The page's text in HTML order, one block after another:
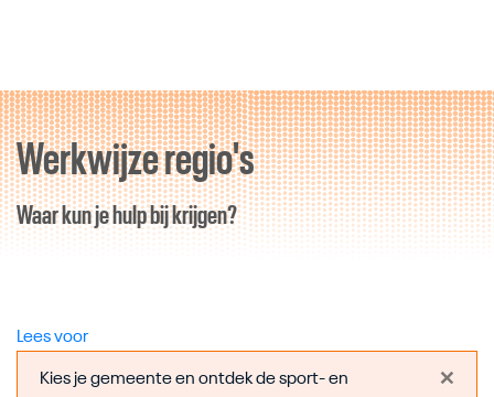
Direct door naar content
Werkwijze regio's
Waar kun je hulp bij krijgen?
Lees voor
×
Kies je gemeente en ontdek de sport- en